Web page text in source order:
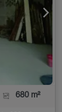
680 m²